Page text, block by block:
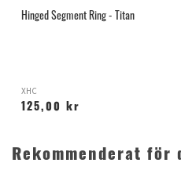
Hinged Segment Ring - Titan
XHC
125,00 kr
Rekommenderat för